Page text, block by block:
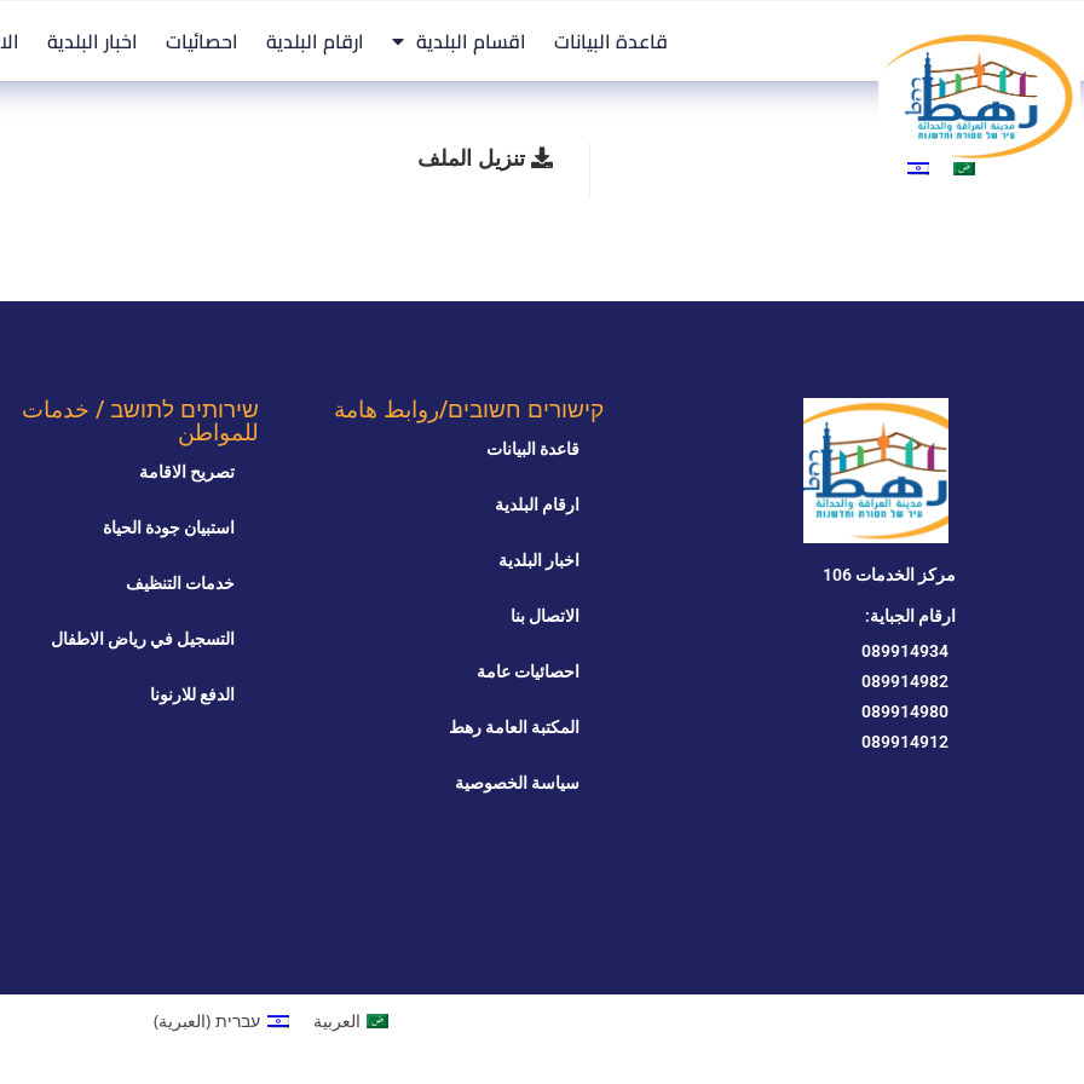
قاعدة البيانات اقسام البلدية ارقام البلدية احصائيات اخبار البلدية
تنزيل الملف
مركز الخدمات 106
ارقام الجباية:
089914934
089914982
089914980
089914912
קישורים חשובים/روابط هامة
قاعدة البيانات
ارقام البلدية
اخبار البلدية
الاتصال بنا
احصائيات عامة
المكتبة العامة رهط
سياسة الخصوصية
שירותים לתושב / خدمات
للمواطن
تصريح الاقامة
استبيان جودة الحياة
خدمات التنظيف
التسجيل في رياض الاطفال
الدفع للارنونا
العربية עברית (العبرية)